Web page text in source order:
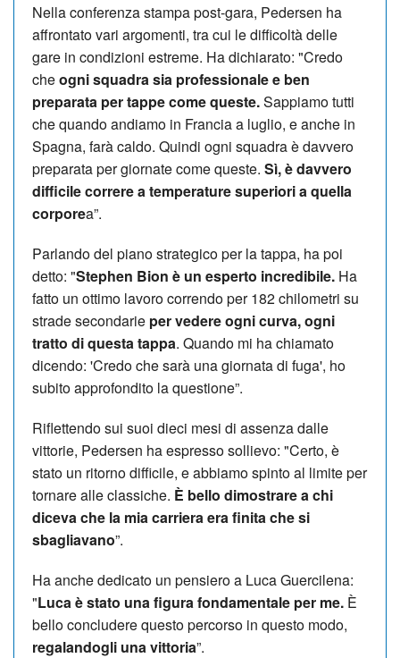
Nella conferenza stampa post-gara, Pedersen ha
affrontato vari argomenti, tra cui le difficoltà delle
gare in condizioni estreme. Ha dichiarato: "Credo
cheogni squadra sia professionale e ben
preparata per tappe come queste.Sappiamo tutti
che quando andiamo in Francia a luglio, e anche in
Spagna, farà caldo. Quindi ogni squadra è davvero
preparata per giornate come queste. Sì, è davvero
difficile correre a temperature superiori a quella
corporea”.
Parlando del piano strategico per la tappa, ha poi
detto: "Stephen Bion è un esperto incredibile. Ha
fatto un ottimo lavoro correndo per 182 chilometri su
strade secondarie per vedere ogni curva, ogni
tratto di questa tappa. Quando mi ha chiamato
dicendo: 'Credo che sarà una giornata di fuga', ho
subito approfondito la questione”.
Riflettendo sui suoi dieci mesi di assenza dalle
vittorie, Pedersen ha espresso sollievo: "Certo, è
stato un ritorno difficile, e abbiamo spinto al limite per
tornare alle classiche. È bello dimostrare a chi
diceva che la mia carriera era finita che si
sbagliavano”.
Ha anche dedicato un pensiero a Luca Guercilena:
"Luca è stato una figura fondamentale per me. È
bello concludere questo percorso in questo modo,
regalandogli una vittoria”.